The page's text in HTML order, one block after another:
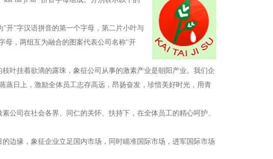
开"字汉语拼音的第一个字母，第二片小叶与
母，两组互为融合的图案代表公司名称"开
叶挂着欲滴的露珠，象征公司从事的激素产业是朝阳产业。我们企
蒸日上，激励全体员工志存高远，昂扬奋发，珍惜美好时光，用青
公司在社会各界、同仁的关怀、扶持下，在全体员工的精心呵护、
边缘，象征企业立足国内市场，同时瞄准国际市场，进军国际市场